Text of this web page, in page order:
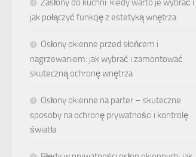
jak połączyć funkcję z estetyką wnętrza
Osłony okienne przed słońcem i
nagrzewaniem: jak wybrać i zamontować
skuteczną ochronę wnętrza
Osłony okienne na parter – skuteczne
sposoby na ochronę prywatności i kontrolę
światła